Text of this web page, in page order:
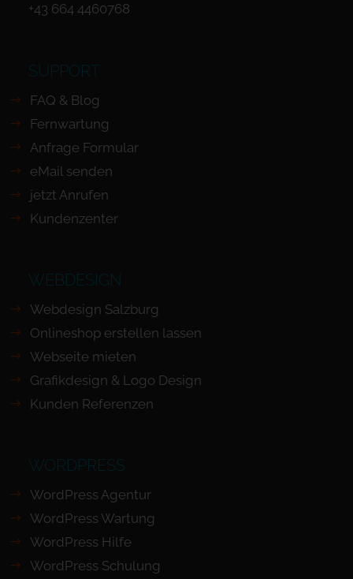
+43 664 4460768
SUPPORT
FAQ & Blog
Fernwartung
Anfrage Formular
eMail senden
jetzt Anrufen
Kundenzenter
WEBDESIGN
Webdesign Salzburg
Onlineshop erstellen lassen
Webseite mieten
Grafikdesign & Logo Design
Kunden Referenzen
WORDPRESS
WordPress Agentur
WordPress Wartung
WordPress Hilfe
WordPress Schulung